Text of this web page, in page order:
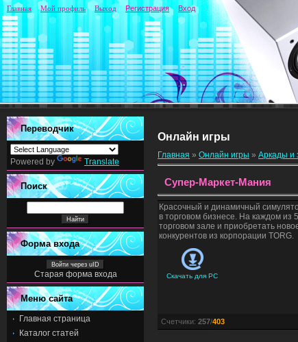
Главная Мой профиль Выход Регистрация Вход
Переводчик
Powered by Translate
Поиск
Форма входа
Войти через uID
Старая форма входа
Меню сайта
Главная страница
Каталог статей
Онлайн игры
Главная » Онлайн игры » Аркады и
Супер-Маркет-Мания
Красочный и динамичный
в торговом бизнесе. На каждом из
торговом зале и приобретать
конкурентов из корпорации TORG.
Скачать для PC
Счетчики: 257/403